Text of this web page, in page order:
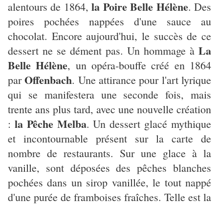
alentours de 1864,la Poire Belle Hélène. Des
poires pochées nappées d'une sauce au
chocolat. Encore aujourd'hui, le succès de ce
dessert ne se dément pas. Un hommage à La
Belle Hélène, un opéra-bouffe créé en 1864
parOffenbach. Une attirance pour l'art lyrique
qui se manifestera une seconde fois, mais
trente ans plus tard, avec une nouvelle création
: la Pêche Melba. Un dessert glacé mythique
et incontournable présent sur la carte de
nombre de restaurants. Sur une glace à la
vanille, sont déposées des pêches blanches
pochées dans un sirop vanillée, le tout nappé
d'une purée de framboises fraîches. Telle est la